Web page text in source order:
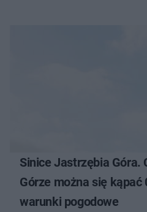
Sinice Jastrzębia Góra.
Górze można się kąpać
warunki pogodowe